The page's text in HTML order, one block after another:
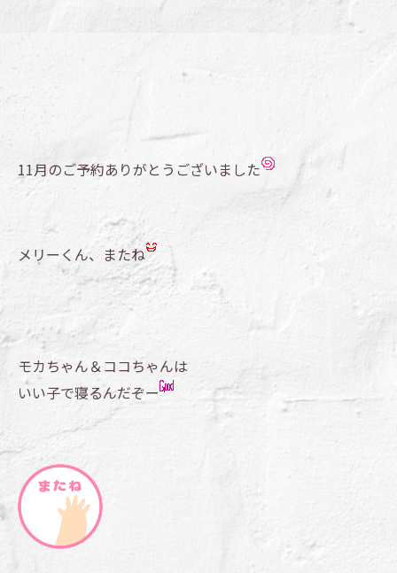
11月のご予約ありがとうございました
メリーくん、またね
モカちゃん＆ココちゃんは
いい子で寝るんだぞー